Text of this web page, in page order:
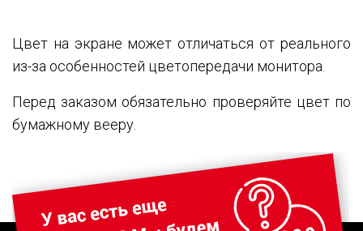
Цвет на экране может отличаться от реального
из-за особенностей цветопередачи монитора.
Перед заказом обязательно проверяйте цвет по
бумажному вееру.